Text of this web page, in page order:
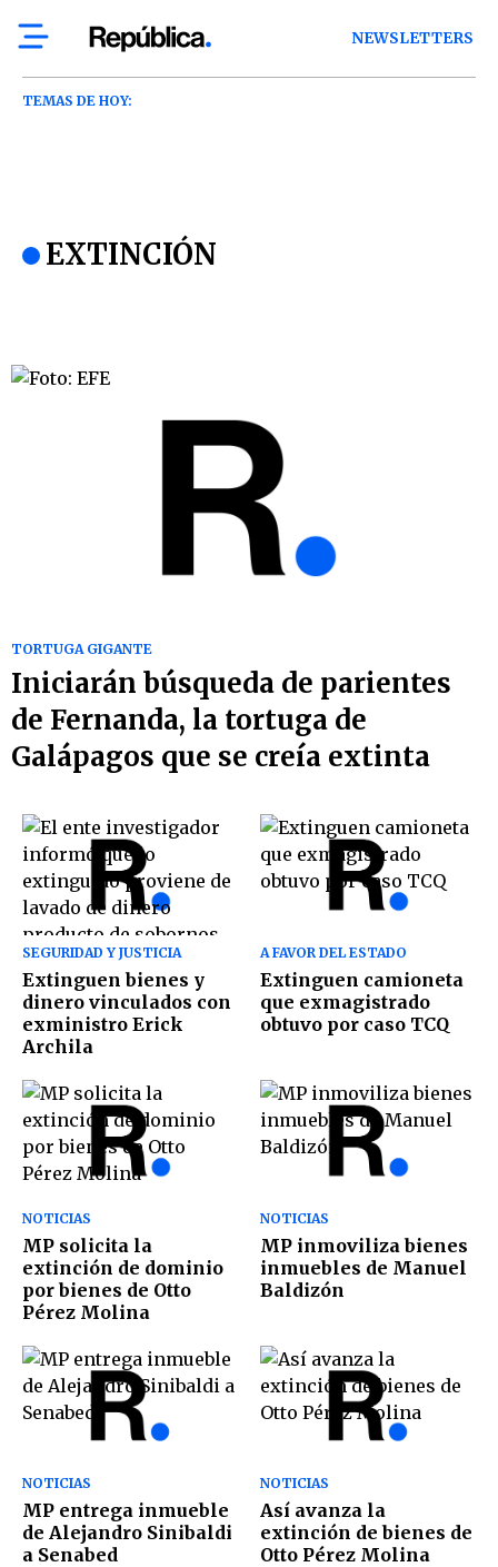
NEWSLETTERS
TEMAS DE HOY:
EXTINCIÓN
TORTUGA GIGANTE
Iniciarán búsqueda de parientes
de Fernanda, la tortuga de
Galápagos que se creía extinta
SEGURIDAD Y JUSTICIA
Extinguen bienes y
dinero vinculados con
exministro Erick
Archila
A FAVOR DEL ESTADO
Extinguen camioneta
que exmagistrado
obtuvo por caso TCQ
NOTICIAS
MP solicita la
extinción de dominio
por bienes de Otto
Pérez Molina
NOTICIAS
MP inmoviliza bienes
inmuebles de Manuel
Baldizón
NOTICIAS
MP entrega inmueble
de Alejandro Sinibaldi
a Senabed
NOTICIAS
Así avanza la
extinción de bienes de
Otto Pérez Molina